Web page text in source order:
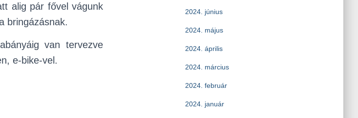
alig pár fővel vágunk
bringázásnak.
van tervezve
e-bike-vel.
2024. június
2024. május
2024. április
2024. március
2024. február
2024. január